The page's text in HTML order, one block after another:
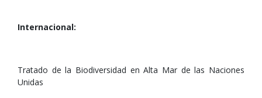
Internacional:
Tratado de la Biodiversidad en Alta Mar de las Naciones
Unidas